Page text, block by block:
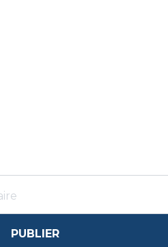
PUBLIER